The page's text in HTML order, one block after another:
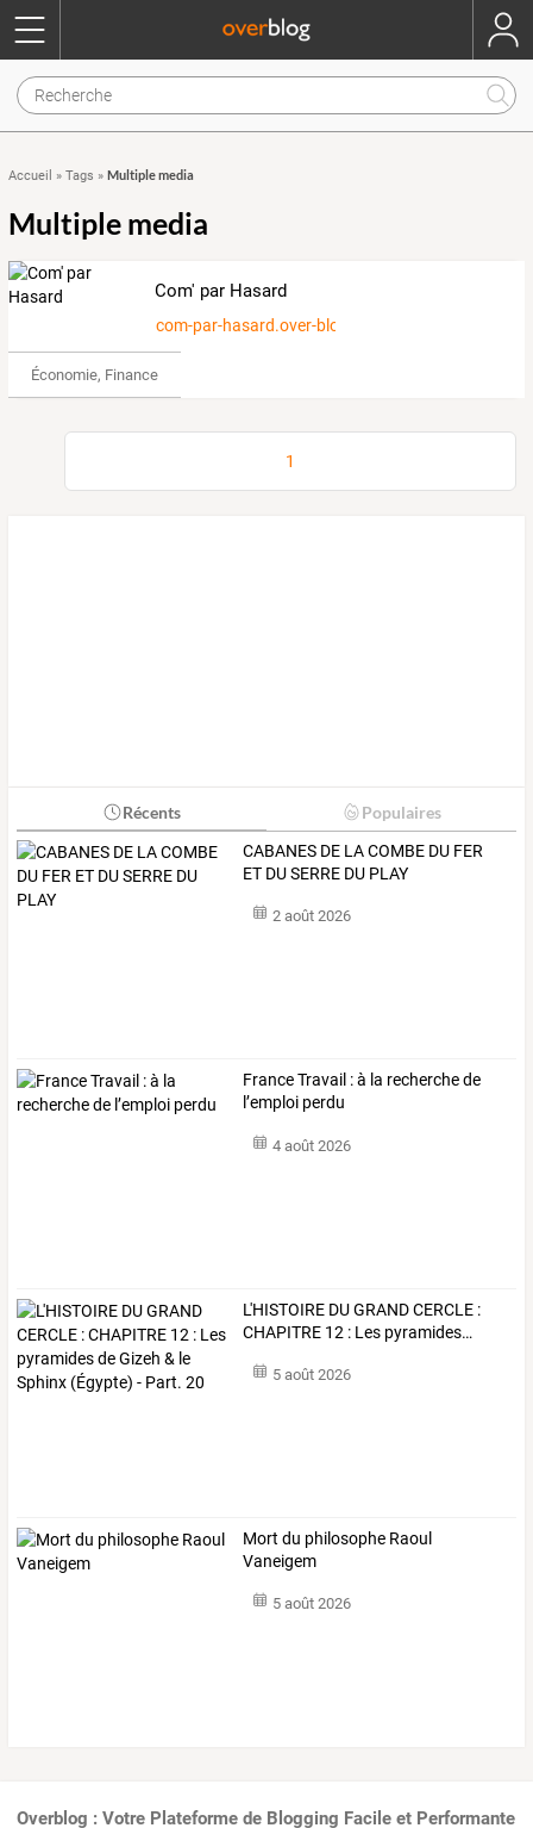
Accueil » Tags » Multiple media
Multiple media
Com' par Hasard
com-par-hasard.over-blog.com
Économie, Finance & Droit
1
Récents Populaires
CABANES DE LA COMBE DU FER
ET DU SERRE DU PLAY
2 août 2026
France Travail : à la recherche de
l’emploi perdu
4 août 2026
L'HISTOIRE DUGRANDCERCLE :
CHAPITRE 12 : Les pyramides…
5 août 2026
Mort du philosophe Raoul
Vaneigem
5 août 2026
Overblog : Votre Plateforme de Blogging Facile et Performante